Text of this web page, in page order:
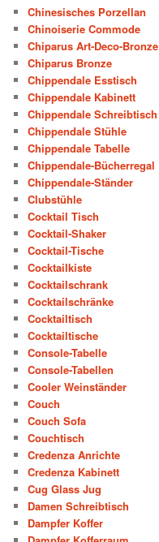
Chinesisches Porzellan
Chinoiserie Commode
Chiparus Art-Deco-Bronze
Chiparus Bronze
Chippendale Esstisch
Chippendale Kabinett
Chippendale Schreibtisch
Chippendale Stühle
Chippendale Tabelle
Chippendale-Bücherregal
Chippendale-Ständer
Clubstühle
Cocktail Tisch
Cocktail-Shaker
Cocktail-Tische
Cocktailkiste
Cocktailschrank
Cocktailschränke
Cocktailtisch
Cocktailtische
Console-Tabelle
Console-Tabellen
Cooler Weinständer
Couch
Couch Sofa
Couchtisch
Credenza Anrichte
Credenza Kabinett
Cug Glass Jug
Damen Schreibtisch
Dampfer Koffer